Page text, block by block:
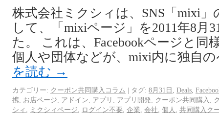
株式会社ミクシィは、SNS「mixi
して、「mixiページ」を2011年8月
た。 これは、Facebookページと同
個人や団体などが、mixi内に独自
を読む →
カテゴリー: クーポン共同購入コラム | タグ: 8月31日 Deals
携 お店ページ アドイン アプリ アプリ開発 クーポン共同購入
シィ
ミクシィページ ログイン不要 企業 会社 個人
共同購入ク